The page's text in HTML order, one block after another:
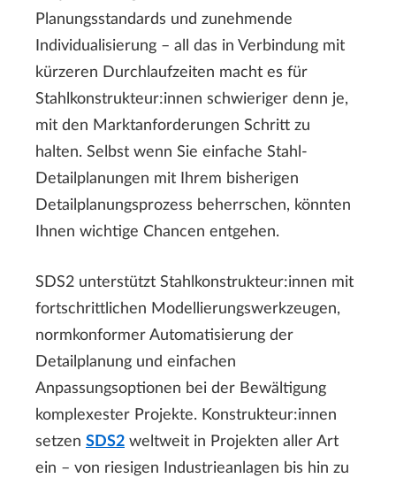
Planungsstandards und zunehmende
Individualisierung – all das in Verbindung mit
kürzeren Durchlaufzeiten macht es für
Stahlkonstrukteur:innen schwieriger denn je,
mit den Marktanforderungen Schritt zu
halten. Selbst wenn Sie einfache Stahl-
Detailplanungen mit Ihrem bisherigen
Detailplanungsprozess beherrschen, könnten
Ihnen wichtige Chancen entgehen.
SDS2 unterstützt Stahlkonstrukteur:innen mit
fortschrittlichen Modellierungswerkzeugen,
normkonformer Automatisierung der
Detailplanung und einfachen
Anpassungsoptionen bei der Bewältigung
komplexester Projekte. Konstrukteur:innen
setzen SDS2 weltweit in Projekten aller Art
ein – von riesigen Industrieanlagen bis hin zu